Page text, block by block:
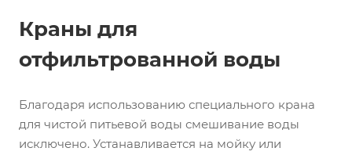
Краны для
отфильтрованной воды
Благодаря использованию специального крана
для чистой питьевой воды смешивание воды
исключено. Устанавливается на мойку или